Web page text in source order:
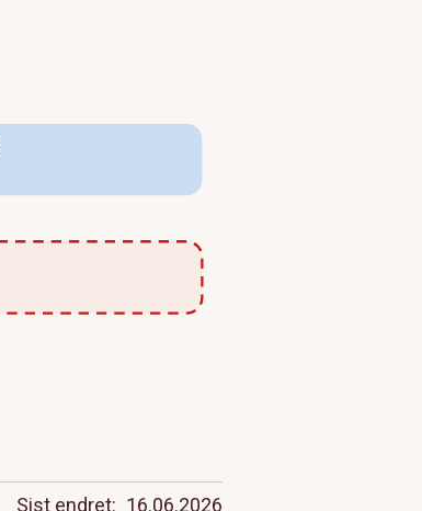
Sist endret 16.06.2026